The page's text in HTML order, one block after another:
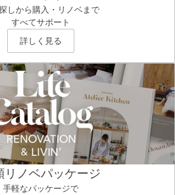
しから購入・リノベまで
すべてサポート
詳しく見る
リノベパッケージ
手軽なパッケージで